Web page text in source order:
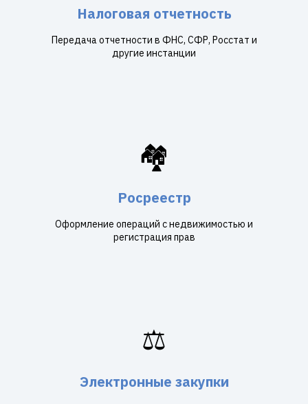
Налоговая отчетность
Передача отчетности в ФНС, СФР, Росстат и
другие инстанции
🏘️
Росреестр
Оформление операций с недвижимостью и
регистрация прав
⚖️
Электронные закупки